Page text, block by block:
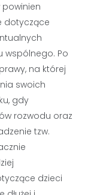
dotyczące
wspólnego. Po
na której
swoich
gdy
rozwodu oraz
tzw.
dzieci